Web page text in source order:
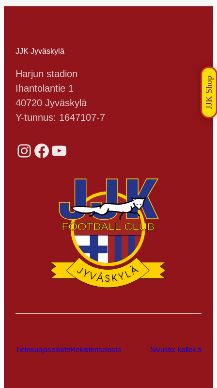
JJK Jyväskylä
Harjun stadion
Ihantolantie 1
40720 Jyväskylä
Y-tunnus: 1647107-7
Instagram Facebook YouTube
TietosuojaselosteRekisteriseloste Sivusto: kallek.fi